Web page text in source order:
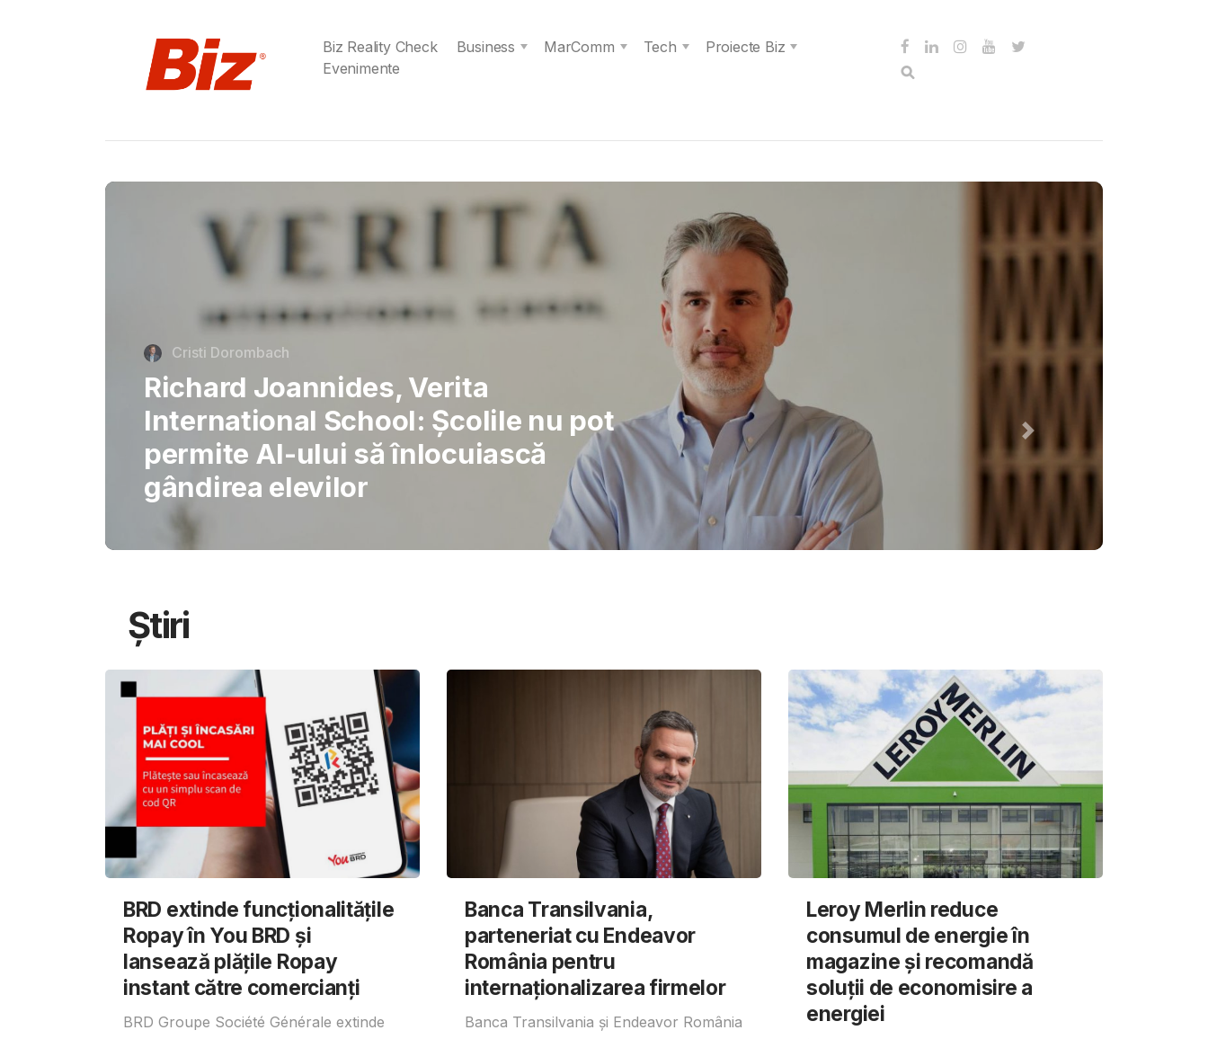
Biz Reality Check Business MarComm Tech
Proiecte Biz
Evenimente
Gabriel Barliga
Oana Gheorghiu: Curajul de a lupta
pentru schimbare
Știri
BRD extinde funcționalitățile
Ropay în You BRD și
lansează plățile Ropay
instant către comercianți
BRD Groupe Société Générale extinde
Banca Transilvania,
parteneriat cu Endeavor
România pentru
internaționalizarea firmelor
Banca Transilvania și Endeavor România
Leroy Merlin reduce
consumul de energie în
magazine și recomandă
soluții de economisire a
energiei